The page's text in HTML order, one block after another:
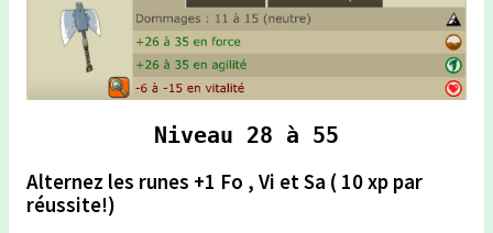
Niveau 28 à 55
Alternez les runes +1 Fo , Vi et Sa ( 10 xp par
réussite!)